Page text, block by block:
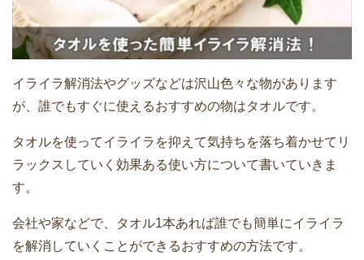
イライラ解消法やグッズなどは沢山色々な物があります
が、誰でもすぐに使えるおすすめの物はタオルです。
タオルを使ってイライラを抑えて気持ちを落ち着かせてリ
ラックスしていく効果ある使い方について書いていきま
す。
会社や家などで、タオル1本あれば誰でも簡単にイライラ
を解消していくことができるおすすめの方法です。